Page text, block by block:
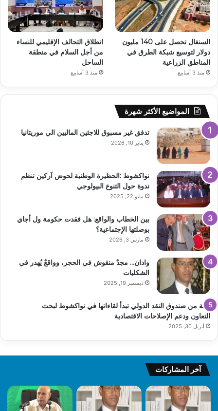
السنغال تحصل على 140 مليون
دولار لتوسيع شبكة الطرق في
المناطق الزراعية
منذ 3 أسابيع
انطلاق التحالف الإقليمي للنساء
من أجل السلام في منطقة
الساحل
منذ 3 أسابيع
المواضيع الأكثر شهرة
تدفق غير مسبوق للاجئين الماليين الي موريتانيا
يناير 10, 2026
نواكشوط :الحظيرة الوطنية لحوض آركين تنظم
ندوة حول التنوع البيولوجي
مايو 22, 2025
بين الخطاب والواقع: هل فقدت حكومة ول أجاي
بوصلتها الإجتماعية؟
مارس 3, 2026
وادان… مجدٌ منقوش في الحجر، وواقعٌ يُهدر في
الشكليات
ديسمبر 19, 2025
بعثة من صندوق النقد الدولي تبدأ لقاءاتها في نواكشوط لبحث
التعاون ودعم الإصلاحات الاقتصادية
أبريل 30, 2025
آخر المشاركات